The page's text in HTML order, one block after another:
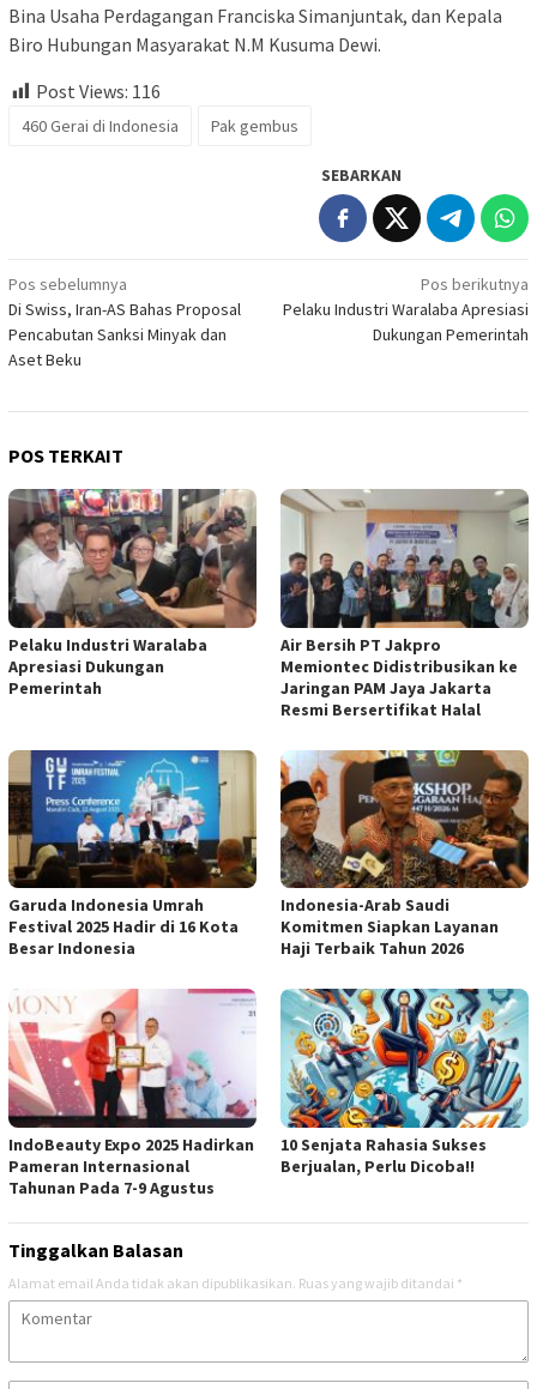
Bina Usaha Perdagangan Franciska Simanjuntak, dan Kepala
Biro Hubungan Masyarakat N.M Kusuma Dewi.
Post Views: 116
460 Gerai di Indonesia Pak gembus
SEBARKAN
Navigasi
pos
Pos sebelumnya
Di Swiss, Iran-AS Bahas Proposal
Pencabutan Sanksi Minyak dan
Aset Beku
Pos berikutnya
Pelaku Industri Waralaba Apresiasi
Dukungan Pemerintah
POS TERKAIT
Pelaku Industri Waralaba
Apresiasi Dukungan
Pemerintah
Air Bersih PT Jakpro
Memiontec Didistribusikan ke
Jaringan PAM Jaya Jakarta
Resmi Bersertifikat Halal
Garuda Indonesia Umrah
Festival 2025 Hadir di 16 Kota
Besar Indonesia
Indonesia-Arab Saudi
Komitmen Siapkan Layanan
Haji Terbaik Tahun 2026
IndoBeauty Expo 2025 Hadirkan
Pameran Internasional
Tahunan Pada 7-9 Agustus
10 Senjata Rahasia Sukses
Berjualan, Perlu Dicoba!!
Tinggalkan Balasan
Alamat email Anda tidak akan dipublikasikan. Ruas yang wajib ditandai *